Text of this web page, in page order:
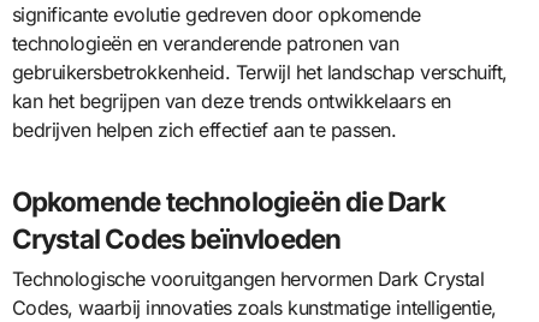
significante evolutie gedreven door opkomende
technologieën en veranderende patronen van
gebruikersbetrokkenheid. Terwijl het landschap verschuift,
kan het begrijpen van deze trends ontwikkelaars en
bedrijven helpen zich effectief aan te passen.
Opkomende technologieën die Dark
Crystal Codes beïnvloeden
Technologische vooruitgangen hervormen Dark Crystal
Codes, waarbij innovaties zoals kunstmatige intelligentie,